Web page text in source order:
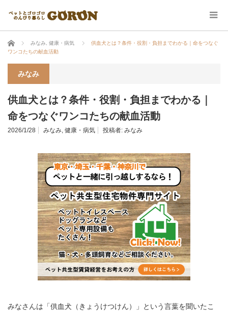
ホーム みなみ 健康・病気
供血犬とは？条件・役割・負担までわかる｜命をつなぐ
ワンコたちの献血活動
みなみ
供血犬とは？条件・役割・負担までわかる｜
命をつなぐワンコたちの献血活動
2026/1/28 みなみ, 健康・病気 投稿者: みなみ
みなさんは「供血犬（きょうけつけん）」という言葉を聞いたこ